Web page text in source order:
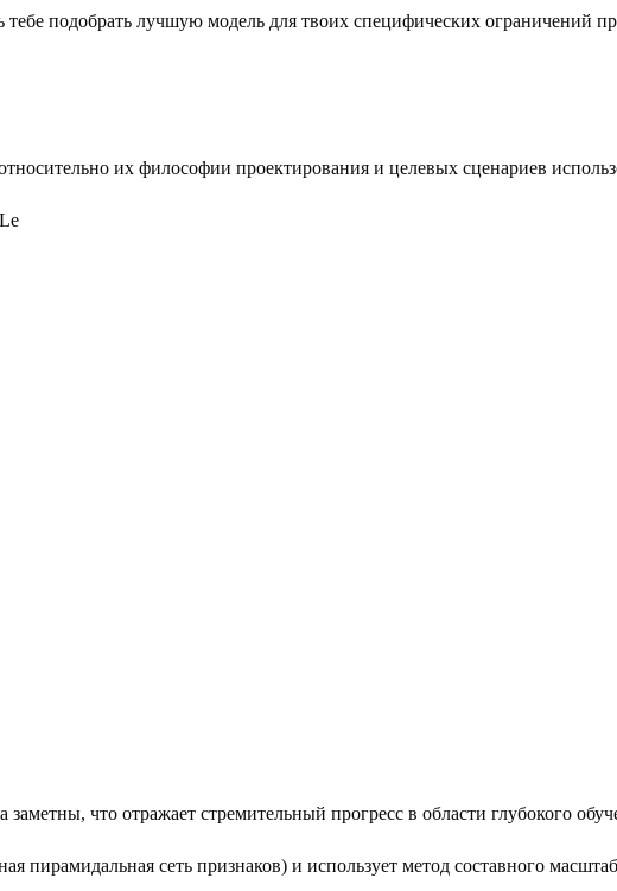
подобрать лучшую модель для твоих специфических ограничений
их философии проектирования и целевых сценариев
что отражает стремительный прогресс в области глубокого
пирамидальная сеть признаков) и использует метод составного